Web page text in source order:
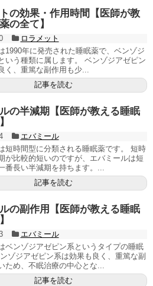
の効果・作用時間【医師が教
の全て】
ロラメット
1990年に発売された睡眠薬で、ベンゾジ
いう種類に属します。 ベンゾジアゼピン
く、重篤な副作用も少...
記事を読む
の半減期【医師が教える睡眠
エバミール
短時間型に分類される睡眠薬です。 短時
が比較的短いのですが、エバミールは短
番長い半減期を持ちます。...
記事を読む
の副作用【医師が教える睡眠
エバミール
ベンゾジアゼピン系というタイプの睡眠
ゾジアゼピン系は効果も良く、重篤な副
ため、不眠治療の中心とな...
記事を読む